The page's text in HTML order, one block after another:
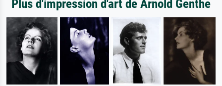
Plus d'impression d'art de Arnold Genthe